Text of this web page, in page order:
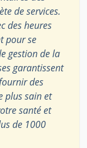
de services.
des heures
pour se
gestion de la
garantissent
des
plus sain et
santé et
de 1000